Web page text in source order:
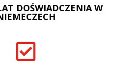
DOŚWIADCZENIA W
